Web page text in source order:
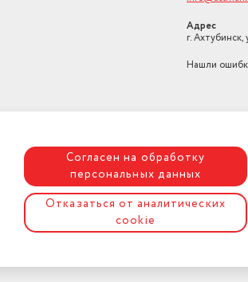
Адрес
г.
Нашли
Согласен на обработку
персональных данных
Отказаться от аналитических
cookie